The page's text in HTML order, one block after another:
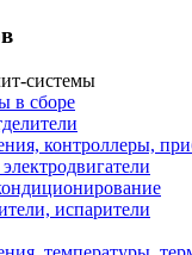
системы
в сборе
контроллеры,
испарители